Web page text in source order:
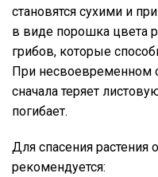
становятся сухими и
в виде порошка цвета
грибов, которые
При несвоевременном
сначала теряет
погибает.
Для спасения растения
рекомендуется: